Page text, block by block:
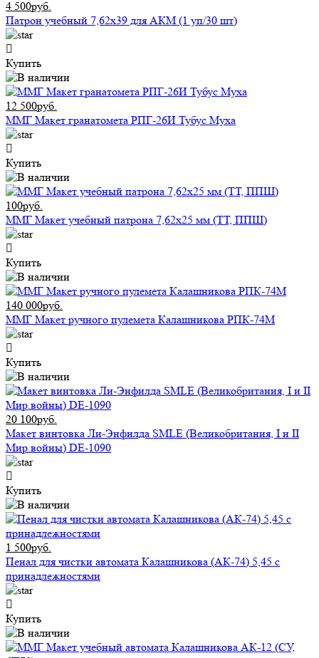
4 500руб.
Патрон учебный 7,62x39 для АКМ (1 уп/30 шт)
Купить
12 500руб.
ММГ Макет гранатомета РПГ-26И Тубус Муха
Купить
100руб.
ММГ Макет учебный патрона 7,62x25 мм (ТТ, ППШ)
Купить
140 000руб.
ММГ Макет ручного пулемета Калашникова РПК-74М
Купить
20 100руб.
Макет винтовка Ли-Энфилда SMLE (Великобритания, I и II
Мир.войны) DE-1090
Купить
1 500руб.
Пенал для чистки автомата Калашникова (АК-74) 5,45 с
принадлежностями
Купить